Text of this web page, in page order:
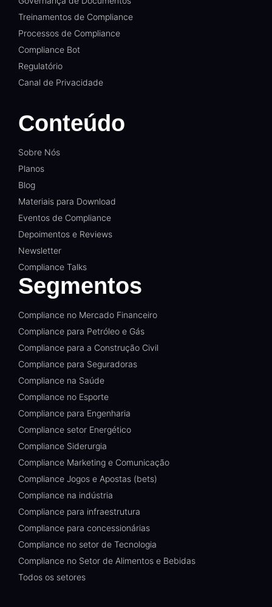
Treinamentos de Compliance
Processos de Compliance
Compliance Bot
Regulatório
Canal de Privacidade
Conteúdo
Sobre Nós
Planos
Blog
Materiais para Download
Eventos de Compliance
Depoimentos e Reviews
Newsletter
Compliance Talks
Segmentos
Compliance no Mercado Financeiro
Compliance para Petróleo e Gás
Compliance para a Construção Civil
Compliance para Seguradoras
Compliance na Saúde
Compliance no Esporte
Compliance para Engenharia
Compliance setor Energético
Compliance Siderurgia
Compliance Marketing e Comunicação
Compliance Jogos e Apostas (bets)
Compliance na indústria
Compliance para infraestrutura
Compliance para concessionárias
Compliance no setor de Tecnologia
Compliance no Setor de Alimentos e Bebidas
Todos os setores